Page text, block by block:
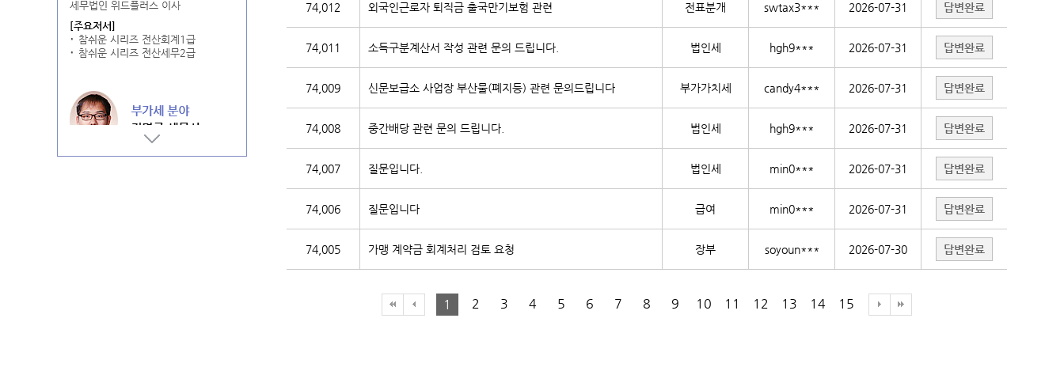
74,012 외국인근로자 퇴직금 출국만기보험 관련 전표분개 swtax3*** 2026-07-31 답변완료
74,011 소득구분계산서 작성 관련 문의 드립니다. 법인세 hgh9*** 2026-07-31 답변완료
74,009 신문보급소 사업장 부산물(폐지등) 관련 문의드립니다 부가가치세 candy4*** 2026-07-31 답변완료
74,008 중간배당 관련 문의 드립니다. 법인세 hgh9*** 2026-07-31 답변완료
74,007 질문입니다. 법인세 min0*** 2026-07-31 답변완료
74,006 질문입니다 급여 min0*** 2026-07-31 답변완료
74,005 가맹 계약금 회계처리 검토 요청 장부 soyoun*** 2026-07-30 답변완료
1 2 3 4 5 6 7 8 9 10 11 12 13 14 15